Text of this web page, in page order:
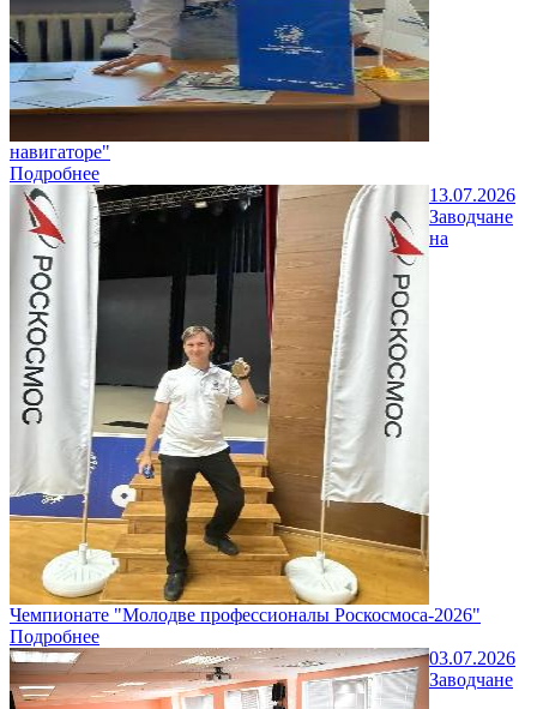
навигаторе"
Подробнее
13.07.2026
Заводчане
на
Чемпионате "Молодве профессионалы Роскосмоса-2026"
Подробнее
03.07.2026
Заводчане